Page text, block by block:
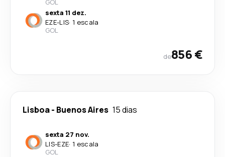
GOL
sexta 11 dez.
EZE-LIS· 1 escala
GOL
de856 €
Lisboa- Buenos Aires 15 dias
sexta 27 nov.
LIS-EZE· 1 escala
GOL